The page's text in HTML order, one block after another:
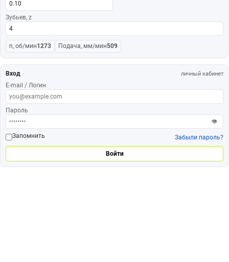
Зубьев, z
n, об/мин1273 Подача, мм/мин509
Вход личный кабинет
E-mail / Логин
Пароль
👁
Запомнить
Забыли пароль?
Войти